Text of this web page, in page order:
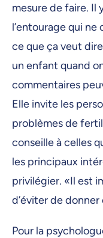
mesure de faire. Il
l’entourage qui
ce que ça veut
un enfant quand
commentaires
Elle invite les
problèmes de
conseille à celles
les principaux
privilégier. «Il est
d’éviter de
Pour la